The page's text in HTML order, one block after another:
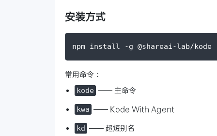
安装方式
npm install -g @shareai-lab/kode
常用命令：
kode —— 主命令
kwa —— Kode With Agent
kd —— 超短别名